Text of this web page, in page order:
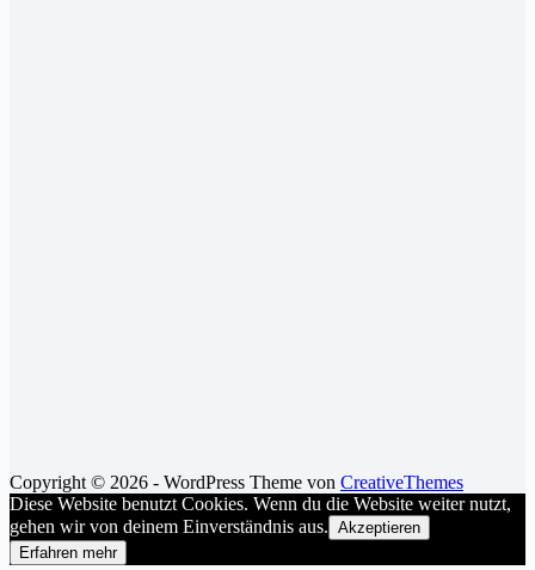
Copyright © 2026 - WordPress Theme von CreativeThemes
Diese Website benutzt Cookies. Wenn du die Website weiter nutzt,
gehen wir von deinem Einverständnis aus. Akzeptieren
Erfahren mehr